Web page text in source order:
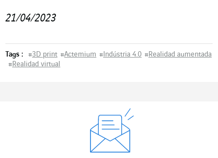
21/04/2023
Tags : #3D print #Actemium #Indústria 4.0 #Realidad aumentada
#Realidad virtual